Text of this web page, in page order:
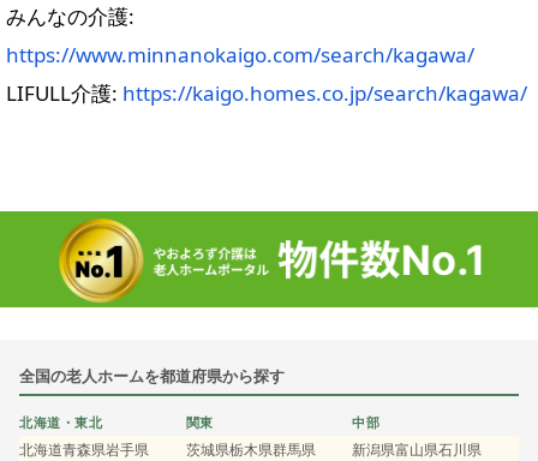
みんなの介護:
https://www.minnanokaigo.com/search/kagawa/
LIFULL介護: https://kaigo.homes.co.jp/search/kagawa/
全国の老人ホームを都道府県から探す
北海道・東北
北海道青森県岩手県
関東
茨城県栃木県群馬県
中部
新潟県富山県石川県